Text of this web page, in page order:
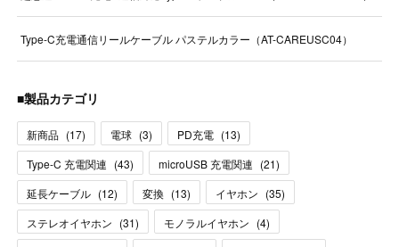
Type-C充電通信リールケーブル パステルカラー（AT-CAREUSC04）
■製品カテゴリ
新商品 (17) 電球 (3) PD充電 (13)
Type-C 充電関連 (43) microUSB 充電関連 (21)
延長ケーブル (12) 変換 (13) イヤホン (35)
ステレオイヤホン (31) モノラルイヤホン (4)